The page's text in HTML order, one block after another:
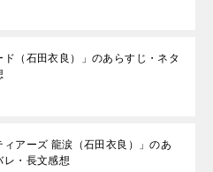
ド（石田衣良）」のあらすじ・ネタ
ィアーズ 龍涙（石田衣良）」のあ
レ・長文感想